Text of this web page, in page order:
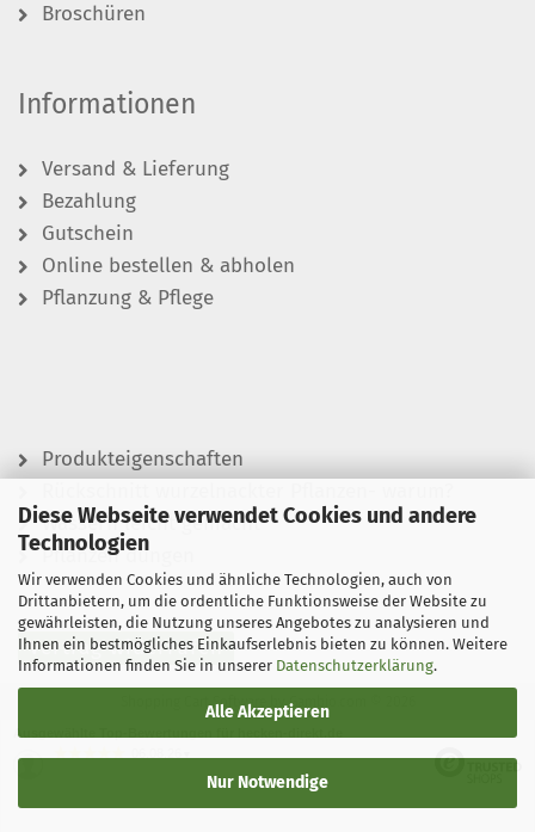
Diese Webseite verwendet Cookies und andere
Technologien
Wir verwenden Cookies und ähnliche Technologien, auch von
Drittanbietern, um die ordentliche Funktionsweise der Website zu
gewährleisten, die Nutzung unseres Angebotes zu analysieren und
Ihnen ein bestmögliches Einkaufserlebnis bieten zu können. Weitere
Informationen finden Sie in unserer Datenschutzerklärung.
Alle Akzeptieren
Nur Notwendige
Broschüren
Informationen
Versand & Lieferung
Bezahlung
Gutschein
Online bestellen & abholen
Pflanzung & Pflege
Produkteigenschaften
Wässern leicht gemacht
Pflanzen düngen
Vertrag widerrufen
Shopping Cart Software by Gambio.com © 2026
Ausgewählte Top-Bewertungen für hecken-direkt.de